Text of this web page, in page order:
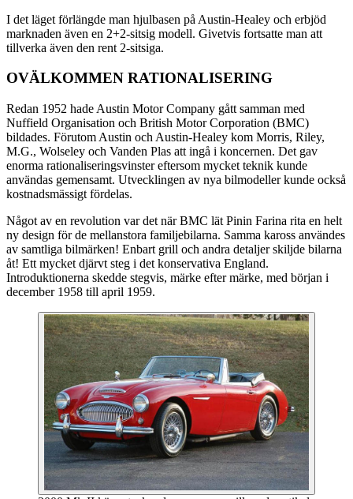
I det läget förlängde man hjulbasen på Austin-Healey och erbjöd
marknaden även en 2+2-sitsig modell. Givetvis fortsatte man att
tillverka även den rent 2-sitsiga.
OVÄLKOMMEN RATIONALISERING
Redan 1952 hade Austin Motor Company gått samman med
Nuffield Organisation och British Motor Corporation (BMC)
bildades. Förutom Austin och Austin-Healey kom Morris, Riley,
M.G., Wolseley och Vanden Plas att ingå i koncernen. Det gav
enorma rationaliseringsvinster eftersom mycket teknik kunde
användas gemensamt. Utvecklingen av nya bilmodeller kunde också
kostnadsmässigt fördelas.
Något av en revolution var det när BMC lät Pinin Farina rita en helt
ny design för de mellanstora familjebilarna. Samma kaross användes
av samtliga bilmärken! Enbart grill och andra detaljer skiljde bilarna
åt! Ett mycket djärvt steg i det konservativa England.
Introduktionerna skedde stegvis, märke efter märke, med början i
december 1958 till april 1959.